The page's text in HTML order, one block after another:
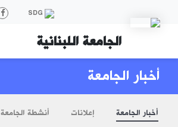
SDG
الجامعة اللبنانية
أخبار الجامعة
أخبار الجامعة إعلانات أنشطة الجامعة